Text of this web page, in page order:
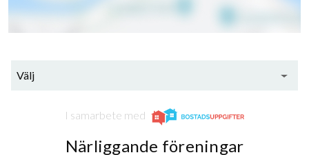
Välj
I samarbete med
Närliggande föreningar